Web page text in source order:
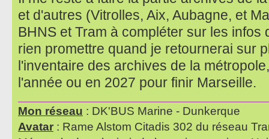
et d'autres (Vitrolles, Aix, Aubagne, et
BHNS et Tram à compléter sur les
rien promettre quand je retournerai sur
l'inventaire des archives de la
l'année ou en 2027 pour finir Marseille.
Mon réseau : DK'BUS Marine - Dunkerque
Avatar : Rame Alstom Citadis 302 du réseau